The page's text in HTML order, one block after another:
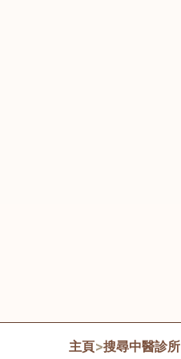
主頁>搜尋中醫診所